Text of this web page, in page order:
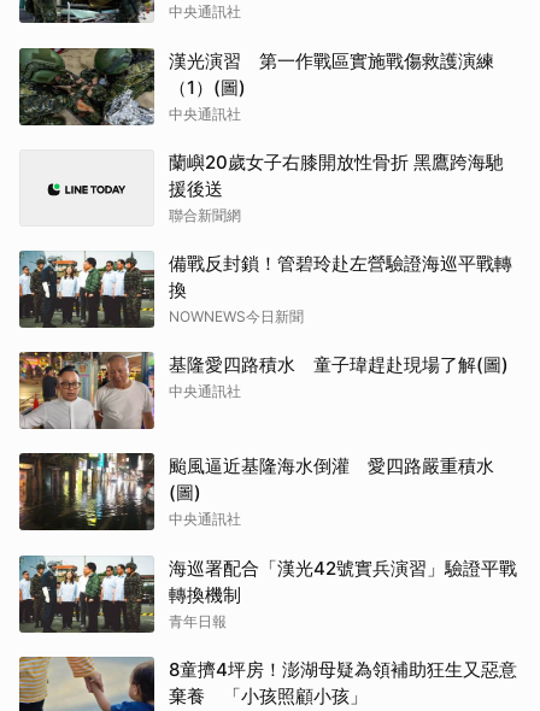
中央通訊社
漢光演習 第一作戰區實施戰傷救護演練
（1）(圖)
中央通訊社
蘭嶼20歲女子右膝開放性骨折 黑鷹跨海馳
援後送
聯合新聞網
備戰反封鎖！管碧玲赴左營驗證海巡平戰轉
換
NOWNEWS今日新聞
基隆愛四路積水 童子瑋趕赴現場了解(圖)
中央通訊社
颱風逼近基隆海水倒灌 愛四路嚴重積水
(圖)
中央通訊社
海巡署配合「漢光42號實兵演習」驗證平戰
轉換機制
青年日報
8童擠4坪房！澎湖母疑為領補助狂生又惡意
棄養 「小孩照顧小孩」